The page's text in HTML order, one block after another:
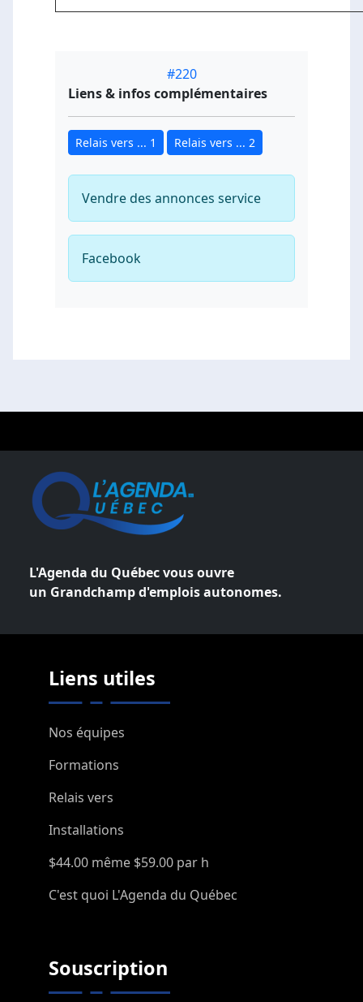
#220
Liens & infos complémentaires
Relais vers ... 1 Relais vers ... 2
Vendre des annonces service
Facebook
L'Agenda du Québec vous ouvre
un Grandchamp d'emplois autonomes.
Liens utiles
Nos équipes
Formations
Relais vers
Installations
$44.00 même $59.00 par h
C'est quoi L'Agenda du Québec
Souscription